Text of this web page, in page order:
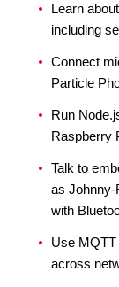
Learn
including
Connect
Particle
Run
Raspberry
Talk to
as Johnny-
with
Use
across